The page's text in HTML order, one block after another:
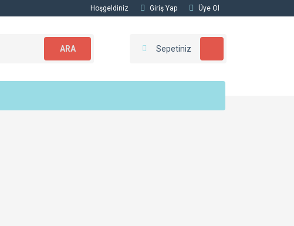
Hoşgeldiniz Giriş Yap Üye Ol
ARA Sepetiniz